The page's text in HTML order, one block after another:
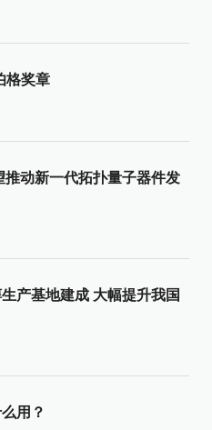
格奖章
动新一代拓扑量子器件发
产基地建成 大幅提升我国
用？